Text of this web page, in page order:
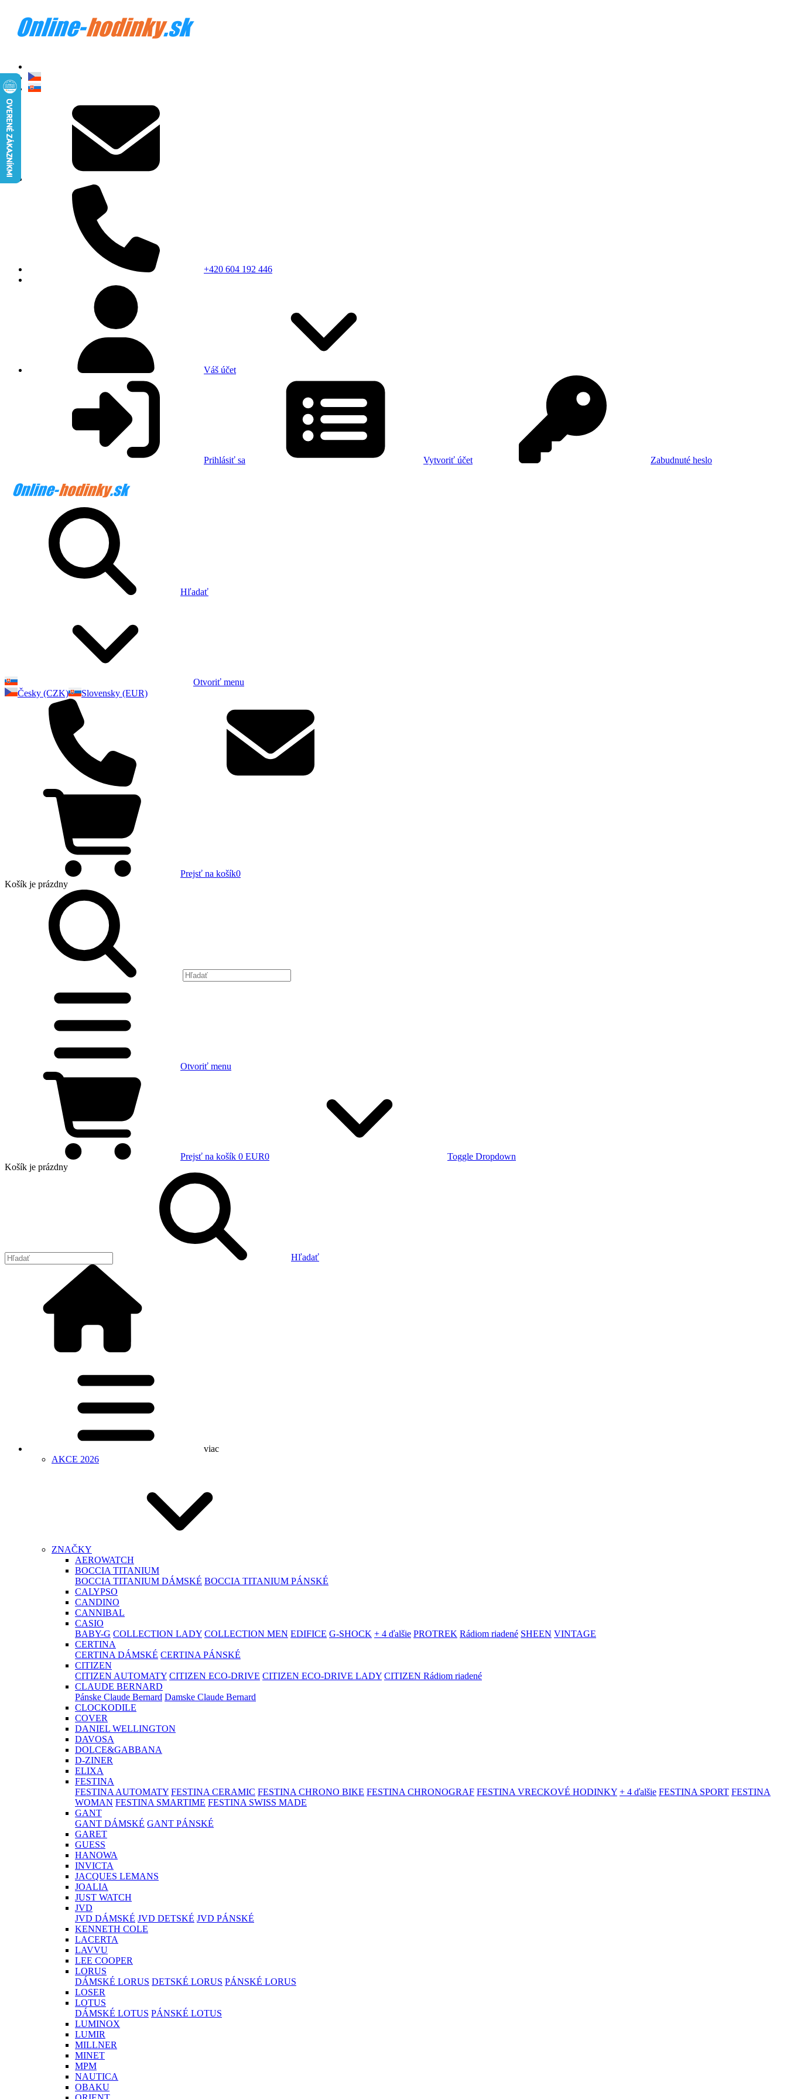
+420 604 192 446
Váš účet
Prihlásiť sa Vytvoriť účet Zabudnuté heslo
Hľadať
Otvoriť menu
Česky (CZK)
Slovensky (EUR)
Prejsť na košík0
Košík je prázdny
Otvoriť menu
Prejsť na košík 0 EUR0
Toggle Dropdown
Košík je prázdny
Hľadať
viac
AKCE 2026
ZNAČKY
AEROWATCH
BOCCIA TITANIUM
BOCCIA TITANIUM DÁMSKÉ BOCCIA TITANIUM PÁNSKÉ
CALYPSO
CANDINO
CANNIBAL
CASIO
BABY-G COLLECTION LADY COLLECTION MEN EDIFICE G-SHOCK + 4 ďalšie PROTREK Rádiom riadené SHEEN VINTAGE
CERTINA
CERTINA DÁMSKÉ CERTINA PÁNSKÉ
CITIZEN
CITIZEN AUTOMATY CITIZEN ECO-DRIVE CITIZEN ECO-DRIVE LADY CITIZEN Rádiom riadené
CLAUDE BERNARD
Pánske Claude Bernard Damske Claude Bernard
CLOCKODILE
COVER
DANIEL WELLINGTON
DAVOSA
DOLCE&GABBANA
D-ZINER
ELIXA
FESTINA
FESTINA AUTOMATY FESTINA CERAMIC FESTINA CHRONO BIKE FESTINA CHRONOGRAF FESTINA VRECKOVÉ HODINKY + 4 ďalšie FESTINA SPORT FESTINA
WOMAN FESTINA SMARTIME FESTINA SWISS MADE
GANT
GANT DÁMSKÉ GANT PÁNSKÉ
GARET
GUESS
HANOWA
INVICTA
JACQUES LEMANS
JOALIA
JUST WATCH
JVD
JVD DÁMSKÉ JVD DETSKÉ JVD PÁNSKÉ
KENNETH COLE
LACERTA
LAVVU
LEE COOPER
LORUS
DÁMSKÉ LORUS DETSKÉ LORUS PÁNSKÉ LORUS
LOSER
LOTUS
DÁMSKÉ LOTUS PÁNSKÉ LOTUS
LUMINOX
LUMIR
MILLNER
MINET
MPM
NAUTICA
OBAKU